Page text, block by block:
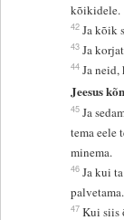
kõikidele.
42 Ja kõik
43 Ja
44 Ja
Jeesus
45 Ja
tema eele
minema.
46 Ja kui
palvetama.
47 Kui siis